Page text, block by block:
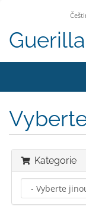
Kategorie